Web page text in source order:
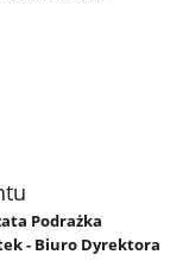
Podrażka
- Biuro Dyrektora